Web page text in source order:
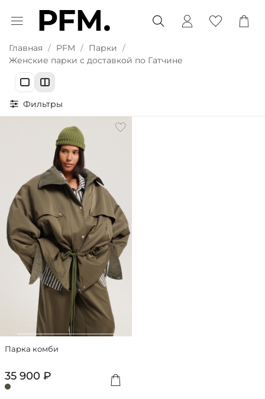
Главная PFM
Парки
Женские парки с доставкой по Гатчине
Фильтры
Парка комби
35 900 ₽